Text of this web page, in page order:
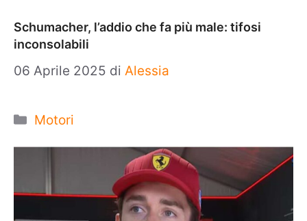
Schumacher, l’addio che fa più male: tifosi
inconsolabili
06 Aprile 2025 di Alessia
Categorie
Motori